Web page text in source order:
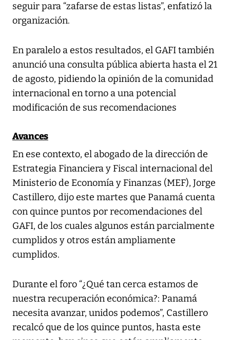
seguir para “zafarse de estas listas”, enfatizó la
organización.
En paralelo a estos resultados, el GAFI también
anunció una consulta pública abierta hasta el 21
de agosto, pidiendo la opinión de la comunidad
internacional en torno a una potencial
modificación de sus recomendaciones
Avances
En ese contexto, el abogado de la dirección de
Estrategia Financiera y Fiscal internacional del
Ministerio de Economía y Finanzas (MEF), Jorge
Castillero, dijo este martes que Panamá cuenta
con quince puntos por recomendaciones del
GAFI, de los cuales algunos están parcialmente
cumplidos y otros están ampliamente
cumplidos.
Durante el foro “¿Qué tan cerca estamos de
nuestra recuperación económica?: Panamá
necesita avanzar, unidos podemos”, Castillero
recalcó que de los quince puntos, hasta este